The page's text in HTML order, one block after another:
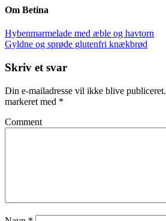
Om Betina
Hybenmarmelade med æble og havtorn
Gyldne og sprøde glutenfri knækbrød
Skriv et svar
Din e-mailadresse vil ikke blive publiceret.
markeret med *
Comment